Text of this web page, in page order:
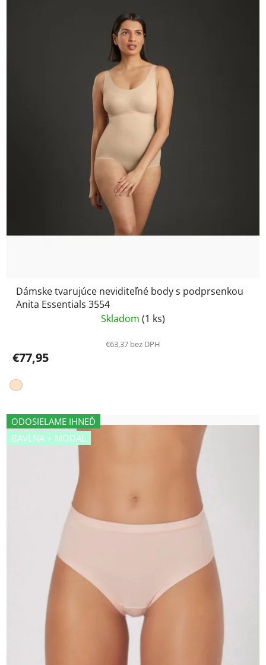
Dámske tvarujúce neviditeľné body s podprsenkou
Anita Essentials 3554
Skladom (1 ks)
€63,37 bez DPH
€77,95
ODOSIELAME IHNEĎ
BAVLNA + MODAL